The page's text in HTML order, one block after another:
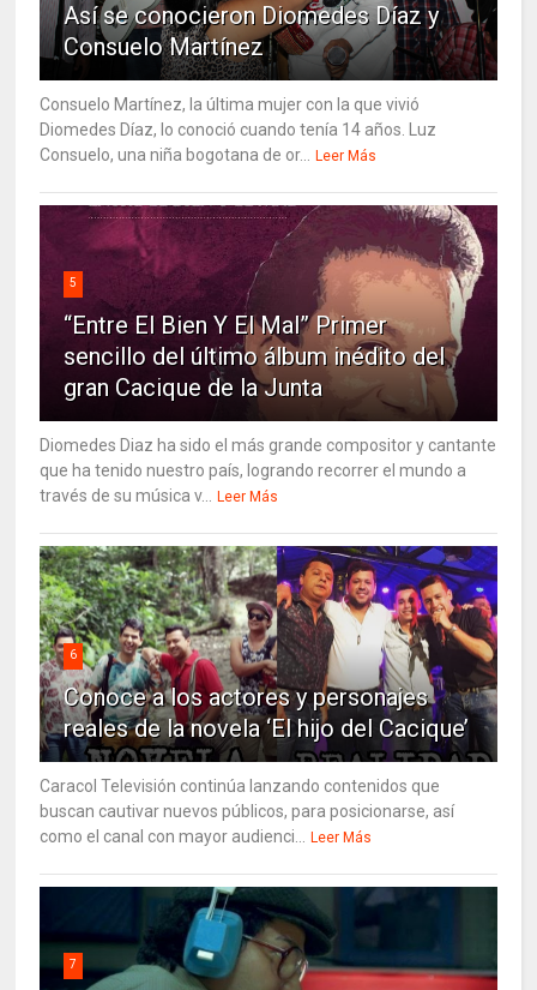
Así se conocieron Diomedes Díaz y
Consuelo Martínez
Consuelo Martínez, la última mujer con la que vivió
Diomedes Díaz, lo conoció cuando tenía 14 años. Luz
Consuelo, una niña bogotana de or... Leer Más
5
“Entre El Bien Y El Mal” Primer
sencillo del último álbum inédito del
gran Cacique de la Junta
Diomedes Diaz ha sido el más grande compositor y cantante
que ha tenido nuestro país, logrando recorrer el mundo a
través de su música v... Leer Más
6
Conoce a los actores y personajes
reales de la novela ‘El hijo del Cacique’
Caracol Televisión continúa lanzando contenidos que
buscan cautivar nuevos públicos, para posicionarse, así
como el canal con mayor audienci... Leer Más
7